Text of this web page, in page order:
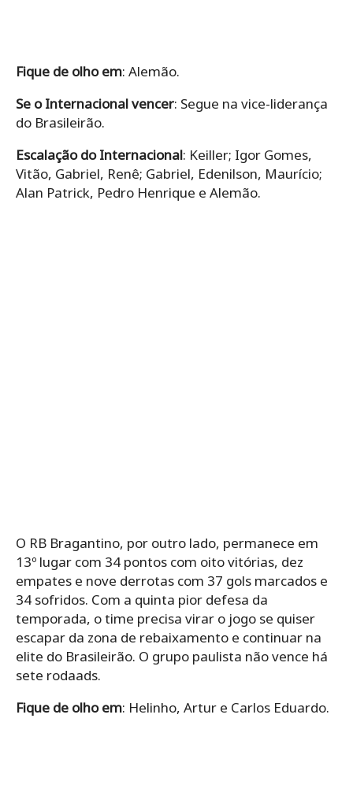
Fique de olho em: Alemão.
Se o Internacional vencer: Segue na vice-liderança
do Brasileirão.
Escalação do Internacional: Keiller; Igor Gomes,
Vitão, Gabriel, Renê; Gabriel, Edenilson, Maurício;
Alan Patrick, Pedro Henrique e Alemão.
O RB Bragantino, por outro lado, permanece em
13º lugar com 34 pontos com oito vitórias, dez
empates e nove derrotas com 37 gols marcados e
34 sofridos. Com a quinta pior defesa da
temporada, o time precisa virar o jogo se quiser
escapar da zona de rebaixamento e continuar na
elite do Brasileirão. O grupo paulista não vence há
sete rodaads.
Fique de olho em: Helinho, Artur e Carlos Eduardo.